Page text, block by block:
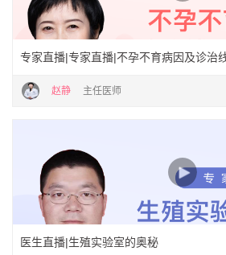
专家直播|专家直播|不孕不育病因及诊治
赵静 主任医师
医生直播|生殖实验室的奥秘